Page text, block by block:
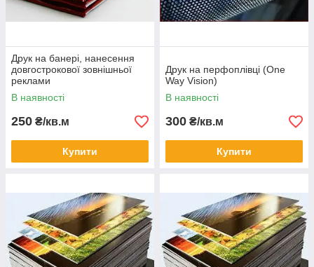
Друк на банері, нанесення
довгострокової зовнішньої
реклами
В наявності
250 ₴/кв.м
Купити
Друк на перфоплівці (One
Way Vision)
В наявності
300 ₴/кв.м
Купити